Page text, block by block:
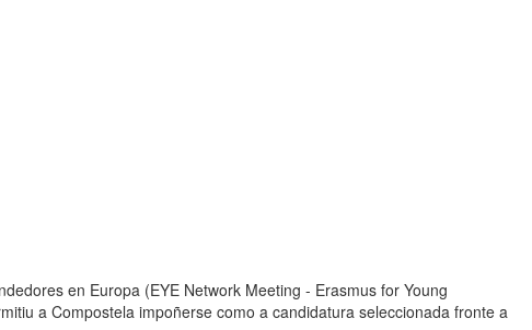
en Europa (EYE Network Meeting - Erasmus for Young
a Compostela impoñerse como a candidatura seleccionada fronte a